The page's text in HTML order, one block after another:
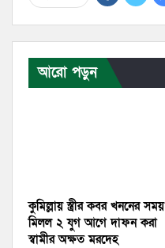
আরো পড়ুন
কুমিল্লায় স্ত্রীর কবর খননের সময়
মিলল ২ যুগ আগে দাফন করা
স্বামীর অক্ষত মরদেহ